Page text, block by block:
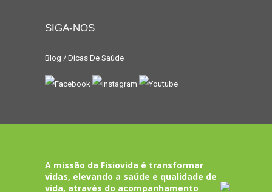
SIGA-NOS
Blog / Dicas De Saúde
A missão da Fisiovida é transformar
vidas, elevando a saúde e qualidade de
vida, através do acompanhamento